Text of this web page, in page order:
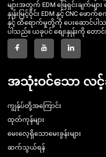
များအတွက် EDM ဖြေရှင်းချက်မျ
နှုန်းမြင့်ဝိုင်း EDM နှင့် CNC ဖေ
နှင့် ထိရောက်မှုတို့ကို ပေးဆောင်ပါ
ပါသည်။ ယခုပင် စျေးနှုန်းကို တောင်း
အသုံးဝင်သော လင့်ခ်
ကျွန်ုပ်တို့အကြောင်း
ထုတ်ကုန်များ
မေးလေ့ရှိသောမေးခွန်းများ
ဆက်သွယ်ရန်